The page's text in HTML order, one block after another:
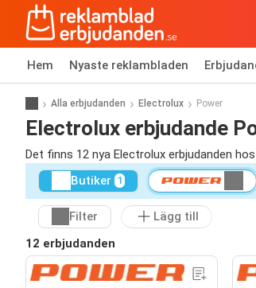
Hem Nyaste reklambladen
Alla erbjudanden Electrolux Power
Electrolux erbjudande
Det finns 12 nya Electrolux erbjudanden
Butiker 1
Filter
Lägg till
12 erbjudanden